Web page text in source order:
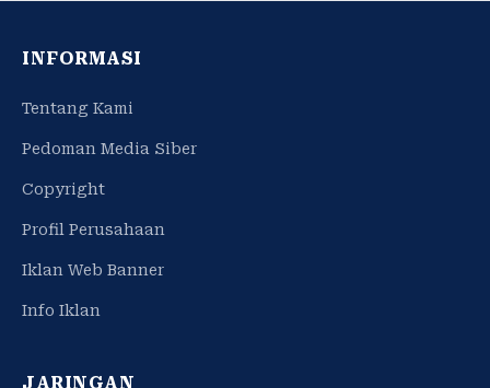
INFORMASI
Tentang Kami
Pedoman Media Siber
Copyright
Profil Perusahaan
Iklan Web Banner
Info Iklan
JARINGAN